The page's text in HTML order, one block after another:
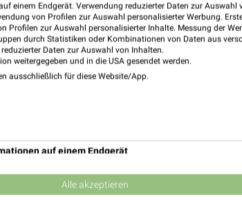
❯
📅 Kalendereintrag erstellen
PROSPEKT BLÄTTERN
einem Endgerät. Verwendung reduzierter Daten zur Auswahl
von Profilen zur Auswahl personalisierter Werbung.
Profilen zur Auswahl personalisierter Inhalte. Messung der
durch Statistiken oder Kombinationen von Daten aus
Daten zur Auswahl von Inhalten.
weitergegeben und in die USA gesendet werden.
ausschließlich für diese Website/App.
auf einem Endgerät
von Werbeanzeigen
Alle akzeptieren